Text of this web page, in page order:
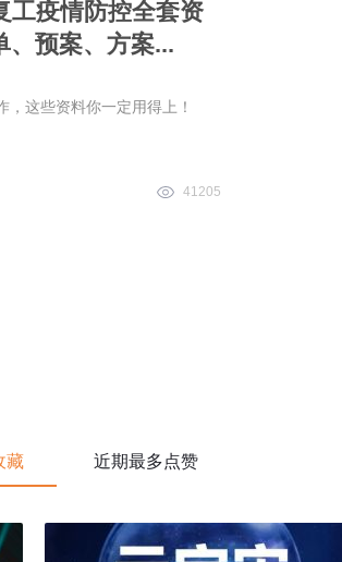
工疫情防控全套资
、预案、方案...
这些资料你一定用得上！
41205
藏 近期最多点赞